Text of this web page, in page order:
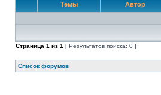
Темы Автор
Страница 1 из 1 [ Результатов поиска: 0 ]
Список форумов